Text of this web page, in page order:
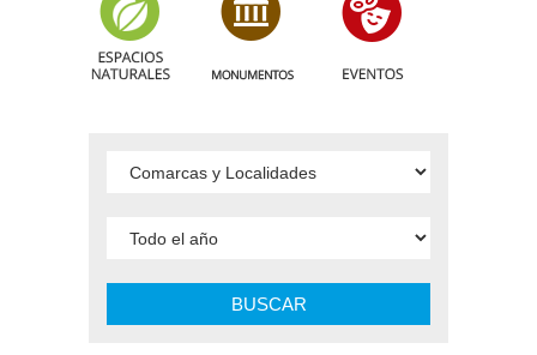
BUSCAR